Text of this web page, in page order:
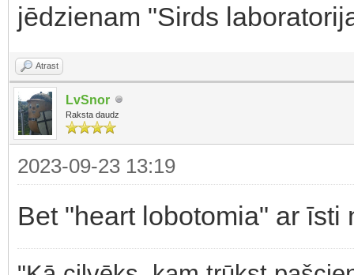
jēdzienam "Sirds
Atrast
LvSnor
Raksta daudz
2023-09-23 13:19
Bet "heart lobotomia" ar